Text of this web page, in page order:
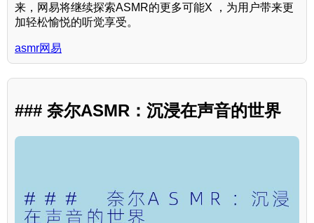
来，网易将继续探索ASMR的更多可能X ，为用户带来更
加轻松愉悦的听觉享受。
asmr网易
### 奈尔ASMR：沉浸在声音的世界